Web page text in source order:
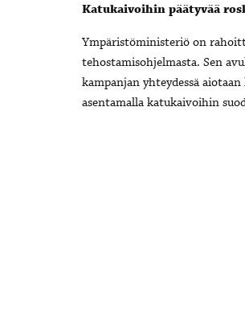
Katukaivoihin päätyvää
Ympäristöministeriö on
tehostamisohjelmasta. Sen
kampanjan yhteydessä
asentamalla katukaivoihin